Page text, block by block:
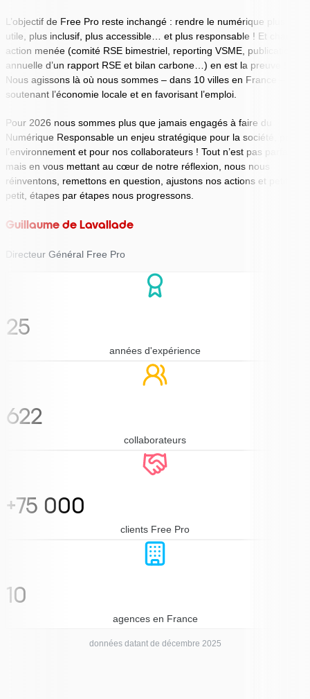
L’objectif de Free Pro reste inchangé : rendre le numérique plus
utile, plus inclusif, plus accessible… et plus responsable ! Et chaque
action menée (comité RSE bimestriel, reporting VSME, publication
annuelle d’un rapport RSE et bilan carbone…) en est la preuve !
Nous agissons là où nous sommes – dans 10 villes en France – en
soutenant l’économie locale et en favorisant l’emploi.
Pour 2026 nous sommes plus que jamais engagés à faire du
Numérique Responsable un enjeu stratégique pour la société, pour
l’environnement et pour nos collaborateurs ! Tout n’est pas parfait,
mais en vous mettant au cœur de notre réflexion, nous nous
réinventons, remettons en question, ajustons nos actions et petit à
petit, étapes par étapes nous progressons.
Guillaume de Lavallade
Directeur Général Free Pro
25
années d'expérience
622
collaborateurs
+75 000
clients Free Pro
10
agences en France
données datant de décembre 2025